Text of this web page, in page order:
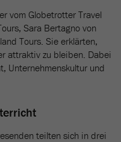
vom Globetrotter Travel
Sara Bertagno von
Tours. Sie erklärten,
attraktiv zu bleiben. Dabei
Unternehmenskultur und
teilten sich in drei